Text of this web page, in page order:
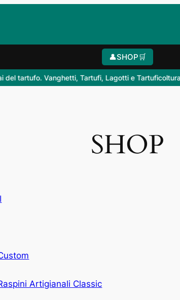
👤SHOP🛒
Vanghetti, Tartufi, Lagotti e Tartuficoltura,
SHOP
Artigianali Classic